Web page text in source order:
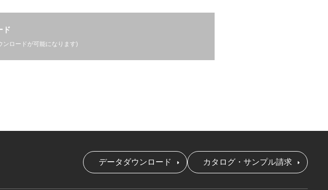
ド
ンロードが可能になります)
データダウンロード カタログ・サンプル請求